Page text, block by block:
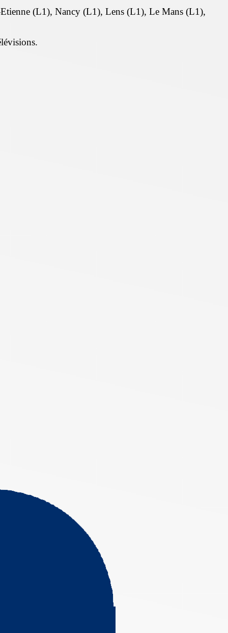
(L1), Nancy (L1), Lens (L1), Le Mans (L1),